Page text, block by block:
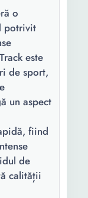
o
potrivit
este
de sport,
un aspect
fiind
de
calității